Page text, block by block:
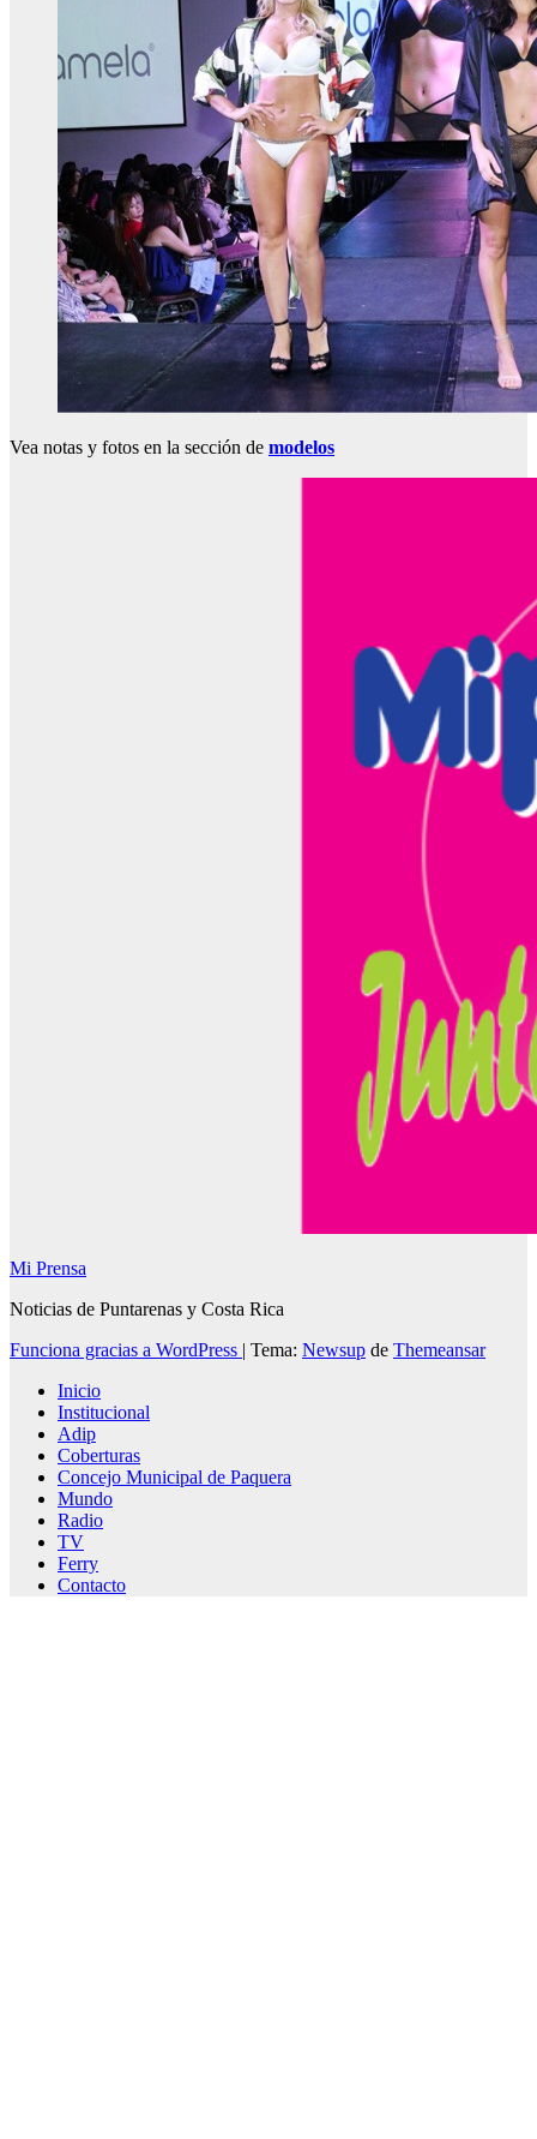
Vea notas y fotos en la sección de modelos
Mi Prensa
Noticias de Puntarenas y Costa Rica
Funciona gracias a WordPress | Tema: Newsup de Themeansar
Inicio
Institucional
Adip
Coberturas
Concejo Municipal de Paquera
Mundo
Radio
TV
Ferry
Contacto